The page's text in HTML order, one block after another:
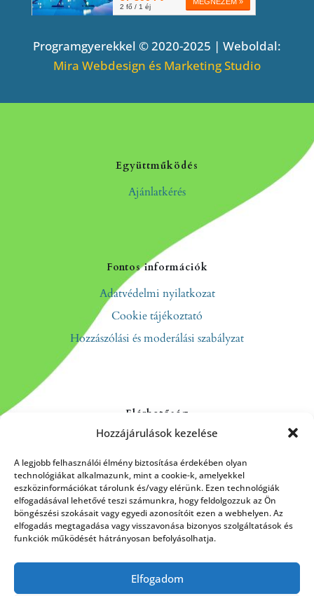
Hozzájárulások kezelése
A legjobb felhasználói élmény biztosítása érdekében olyan
technológiákat alkalmazunk, mint a cookie-k, amelyekkel
eszközinformációkat tárolunk és/vagy elérünk. Ezen technológiák
elfogadásával lehetővé teszi számunkra, hogy feldolgozzuk az Ön
böngészési szokásait vagy egyedi azonosítóit ezen a webhelyen. Az
elfogadás megtagadása vagy visszavonása bizonyos szolgáltatások és
funkciók működését hátrányosan befolyásolhatja.
Elfogadom
Programgyerekkel © 2020-2025 | Weboldal:
Mira Webdesign és Marketing Studio
Együttműködés
Ajánlatkérés
Fontos információk
Adatvédelmi nyilatkozat
Cookie tájékoztató
Hozzászólási és moderálási szabályzat
Elérhetőség
Kapcsolat
Rólunk
HÍRLEVÉL FELIRATKOZÁS